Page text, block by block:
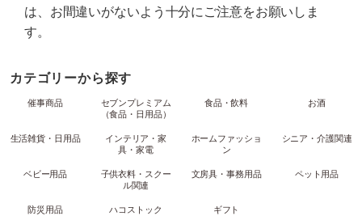
は、お間違いがないよう十分にご注意をお願いしま
す。
カテゴリーから探す
催事商品
セブンプレミアム
（食品・日用品）
食品・飲料 お酒
生活雑貨・日用品
インテリア・家
具・家電
ホームファッショ
ン
シニア・介護関連
ベビー用品
子供衣料・スクー
ル関連
文房具・事務用品 ペット用品
防災用品 ハコストック ギフト